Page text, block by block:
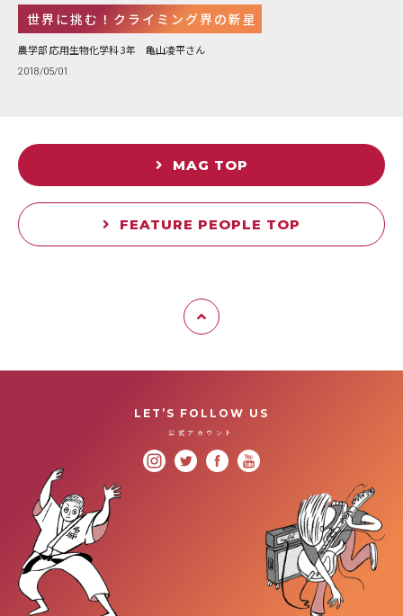
世界に挑む！クライミング界の新星
農学部 応用生物化学科 3年 亀山凌平さん
2018/05/01
MAG TOP
FEATURE PEOPLE TOP
LET’S FOLLOW US
公式アカウント